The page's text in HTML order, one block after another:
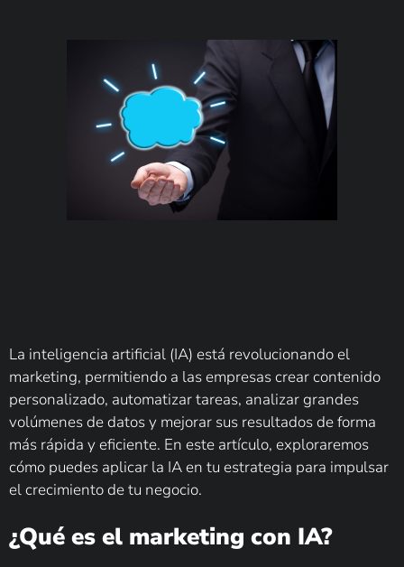
La inteligencia artificial (IA) está revolucionando el
marketing, permitiendo a las empresas crear contenido
personalizado, automatizar tareas, analizar grandes
volúmenes de datos y mejorar sus resultados de forma
más rápida y eficiente. En este artículo, exploraremos
cómo puedes aplicar la IA en tu estrategia para impulsar
el crecimiento de tu negocio.
¿Qué es el marketing con IA?